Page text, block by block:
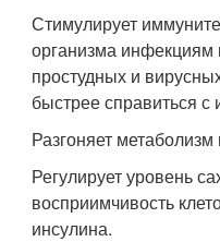
Стимулирует
организма инфекциям
простудных и
быстрее справиться
Разгоняет
Регулирует уровень
восприимчивость
инсулина.